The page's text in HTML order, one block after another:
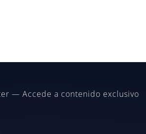
— Accede a contenido exclusivo